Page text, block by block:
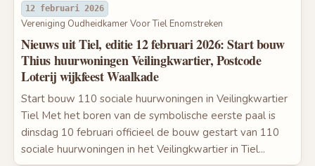
12 februari 2026
Vereniging Oudheidkamer Voor Tiel Enomstreken
Nieuws uit Tiel, editie 12 februari 2026: Start bouw
Thius huurwoningen Veilingkwartier, Postcode
Loterij wijkfeest Waalkade
Start bouw 110 sociale huurwoningen in Veilingkwartier
Tiel Met het boren van de symbolische eerste paal is
dinsdag 10 februari officieel de bouw gestart van 110
sociale huurwoningen in het Veilingkwartier in Tiel...